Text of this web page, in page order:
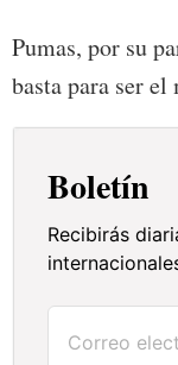
Pumas, por su
basta para ser
Boletín
Recibirás